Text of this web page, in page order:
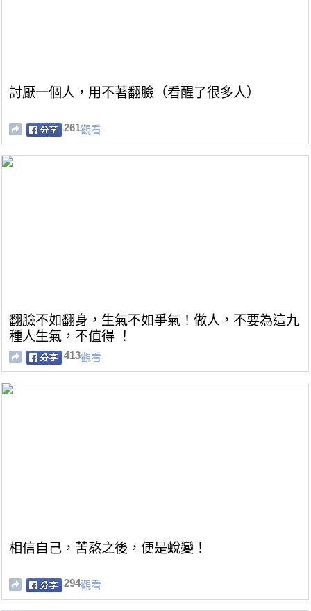
討厭一個人，用不著翻臉（看醒了很多人）
261觀看
翻臉不如翻身，生氣不如爭氣！做人，不要為這九
種人生氣，不值得 ！
413觀看
相信自己，苦熬之後，便是蛻變！
294觀看